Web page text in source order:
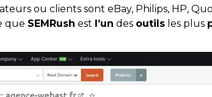
ou clients sont eBay, Philips, HP,
que SEMRush est l’un des outils les plus